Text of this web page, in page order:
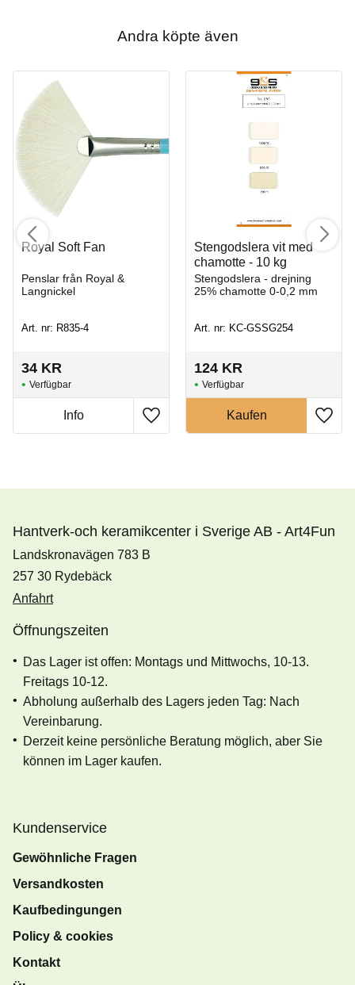
Andra köpte även
Royal Soft Fan
Penslar från Royal &
Langnickel
Art. nr: R835-4
34 KR
Stengodslera vit med
chamotte - 10 kg
Stengodslera - drejning
25% chamotte 0-0,2 mm
Art. nr: KC-GSSG254
124 KR
Hantverk-och keramikcenter i Sverige AB - Art4Fun
Landskronavägen 783 B
257 30 Rydebäck
Anfahrt
Öffnungszeiten
Das Lager ist offen: Montags und Mittwochs, 10-13.
Freitags 10-12.
Abholung außerhalb des Lagers jeden Tag: Nach
Vereinbarung.
Derzeit keine persönliche Beratung möglich, aber Sie
können im Lager kaufen.
Kundenservice
Gewöhnliche Fragen
Versandkosten
Kaufbedingungen
Policy & cookies
Kontakt